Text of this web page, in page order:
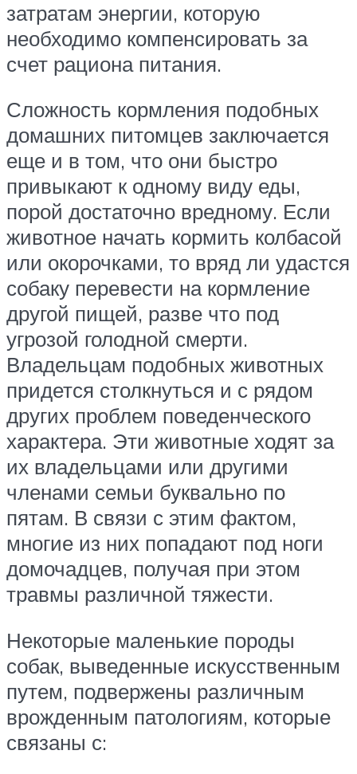
затратам энергии, которую
необходимо компенсировать за
счет рациона питания.
Сложность кормления подобных
домашних питомцев заключается
еще и в том, что они быстро
привыкают к одному виду еды,
порой достаточно вредному. Если
животное начать кормить колбасой
или окорочками, то вряд ли удастся
собаку перевести на кормление
другой пищей, разве что под
угрозой голодной смерти.
Владельцам подобных животных
придется столкнуться и с рядом
других проблем поведенческого
характера. Эти животные ходят за
их владельцами или другими
членами семьи буквально по
пятам. В связи с этим фактом,
многие из них попадают под ноги
домочадцев, получая при этом
травмы различной тяжести.
Некоторые маленькие породы
собак, выведенные искусственным
путем, подвержены различным
врожденным патологиям, которые
связаны с: